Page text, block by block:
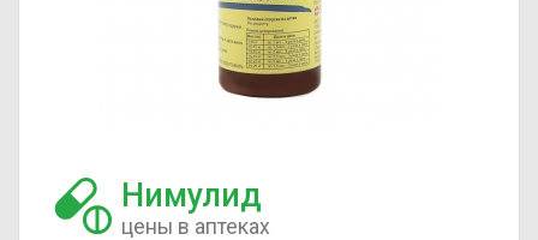
Нимулид
цены в аптеках